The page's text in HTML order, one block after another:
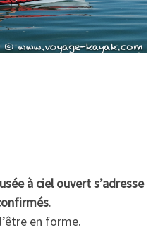
à ciel ouvert s’adresse
.
en forme.